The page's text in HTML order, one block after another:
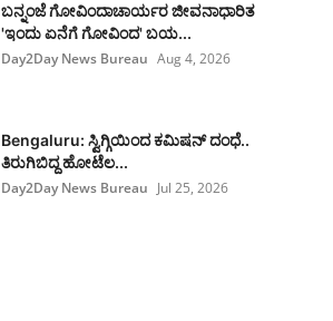
ಬನ್ನಂಜೆ ಗೋವಿಂದಾಚಾರ್ಯರ ಜೀವನಾಧಾರಿತ
'ಇಂದು ಏನೆಗೆ ಗೋವಿಂದ' ಬಯ...
Day2Day News Bureau Aug 4, 2026
Bengaluru: ಸ್ವಿಗ್ಗಿಯಿಂದ ಕಮಿಷನ್ ದಂಧೆ..
ತಿರುಗಿಬಿದ್ದ ಹೋಟೆಲ...
Day2Day News Bureau Jul 25, 2026